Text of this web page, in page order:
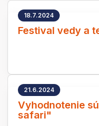
18.7.2024
Festival vedy a
21.6.2024
Vyhodnotenie
safari"